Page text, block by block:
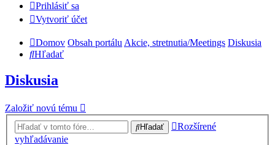
Prihlásiť sa
Vytvoriť účet
Domov Obsah portáluAkcie, stretnutia/Meetings Diskusia
Hľadať
Diskusia
Založiť novú tému
Hľadať
Rozšírené
vyhľadávanie